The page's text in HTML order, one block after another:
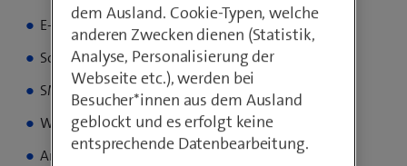
E-Mail
Social Media
SMS
Whats App
Anrufe
dem Ausland. Cookie-Typen, welche
anderen Zwecken dienen (Statistik,
Analyse, Personalisierung der
Webseite etc.), werden bei
Besucher*innen aus dem Ausland
geblockt und es erfolgt keine
entsprechende Datenbearbeitung.